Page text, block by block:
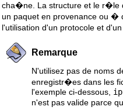
cha�ne. La structure et le r�le
un paquet en provenance ou �
l'utilisation d'un protocole et
Remarque
N'utilisez pas de noms
enregistr�es dans les
l'exemple ci-dessous,
n'est pas valide parce